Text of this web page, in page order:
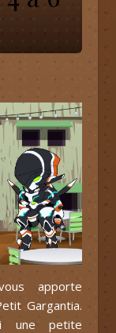
apporte
Gargantia.
une petite